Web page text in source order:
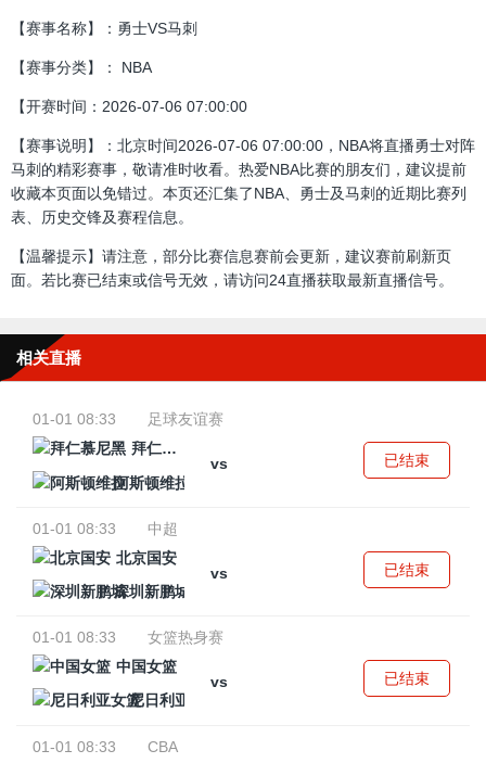
【赛事名称】：勇士VS马刺
【赛事分类】： NBA
【开赛时间：2026-07-06 07:00:00
【赛事说明】：北京时间2026-07-06 07:00:00，NBA将直播勇士对阵
马刺的精彩赛事，敬请准时收看。热爱NBA比赛的朋友们，建议提前
收藏本页面以免错过。本页还汇集了NBA、勇士及马刺的近期比赛列
表、历史交锋及赛程信息。
【温馨提示】请注意，部分比赛信息赛前会更新，建议赛前刷新页
面。若比赛已结束或信号无效，请访问24直播获取最新直播信号。
相关直播
01-01 08:33
足球友谊赛
拜仁慕尼黑
vs
阿斯顿维拉
已结束
01-01 08:33
中超
北京国安
vs
深圳新鹏城
已结束
01-01 08:33
女篮热身赛
中国女篮
vs
尼日利亚女篮
已结束
01-01 08:33
CBA